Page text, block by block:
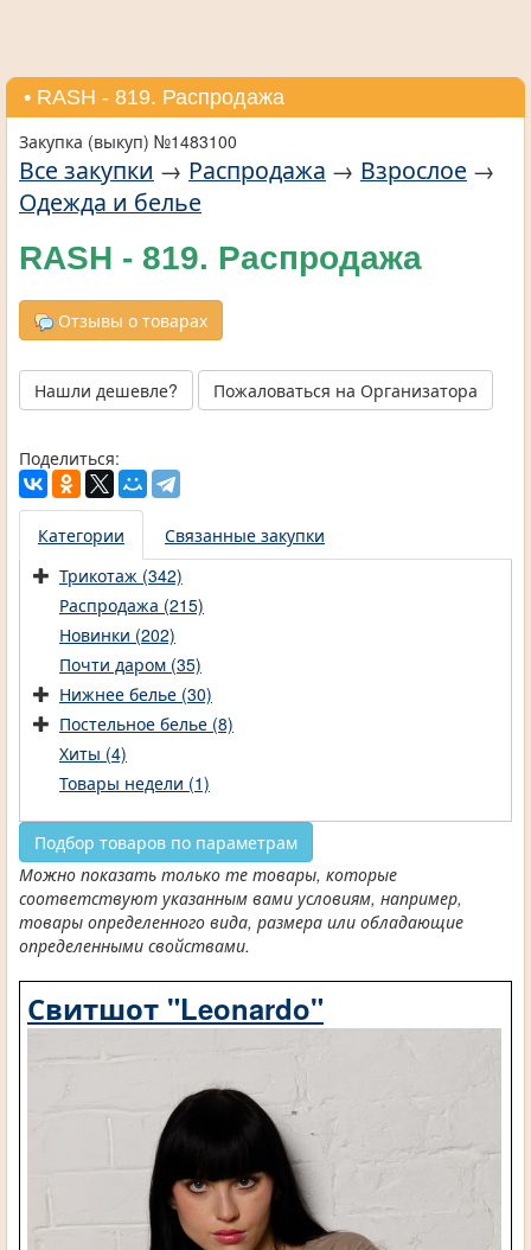
• RASH - 819. Распродажа
Закупка (выкуп) №1483100
Все закупки → Распродажа → Взрослое →
Одежда и белье
RASH - 819. Распродажа
Отзывы о товарах
Нашли дешевле? Пожаловаться на Организатора
Поделиться:
Категории
Связанные закупки
Трикотаж (342)
Распродажа (215)
Новинки (202)
Почти даром (35)
Нижнее белье (30)
Постельное белье (8)
Хиты (4)
Товары недели (1)
Подбор товаров по параметрам
Можно показать только те товары, которые
соответствуют указанным вами условиям, например,
товары определенного вида, размера или обладающие
определенными свойствами.
Свитшот "Leonardo"